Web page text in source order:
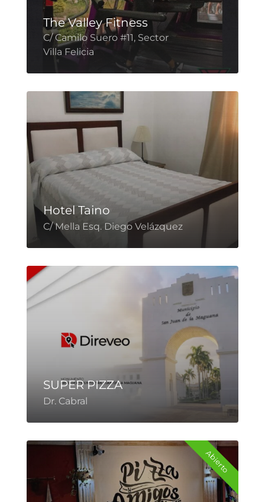
The Valley Fitness
C/ Camilo Suero #11, Sector
Villa Felicia
Hotel Taino
C/ Mella Esq. Diego Velázquez
SUPER PIZZA
Dr. Cabral
Abierto